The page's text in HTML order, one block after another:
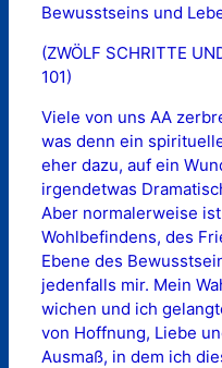
Bewusstseins und
(ZWÖLF SCHRITTE
101)
Viele von uns AA
was denn ein
eher dazu, auf ein
irgendetwas
Aber normalerweise
Wohlbefindens, des
Ebene des
jedenfalls mir. Mein
wichen und ich
von Hoffnung, Liebe
Ausmaß, in dem ich